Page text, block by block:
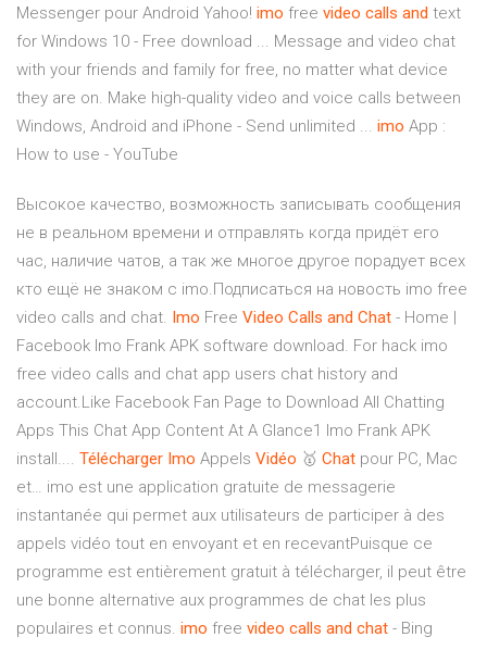
Messenger pour Android Yahoo! imo free video calls and text
for Windows 10 - Free download ... Message and video chat
with your friends and family for free, no matter what device
they are on. Make high-quality video and voice calls between
Windows, Android and iPhone - Send unlimited ... imo App :
How to use - YouTube
Высокое качество, возможность записывать сообщения
не в реальном времени и отправлять когда придёт его
час, наличие чатов, а так же многое другое порадует всех
кто ещё не знаком с imo.Подписаться на новость imo free
video calls and chat. Imo Free Video Calls and Chat - Home |
Facebook Imo Frank APK software download. For hack imo
free video calls and chat app users chat history and
account.Like Facebook Fan Page to Download All Chatting
Apps This Chat App Content At A Glance1 Imo Frank APK
install.... Télécharger Imo Appels Vidéo 🥇 Chat pour PC, Mac
et… imo est une application gratuite de messagerie
instantanée qui permet aux utilisateurs de participer à des
appels vidéo tout en envoyant et en recevantPuisque ce
programme est entièrement gratuit à télécharger, il peut être
une bonne alternative aux programmes de chat les plus
populaires et connus. imo free video calls and chat - Bing